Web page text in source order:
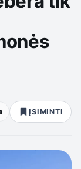
ĮSIMINTI